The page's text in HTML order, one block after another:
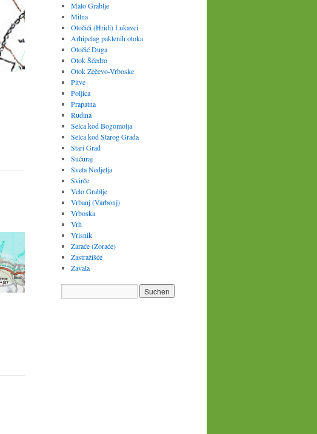
Malo Grablje
Milna
Otočići (Hridi) Lukavci
Arhipelag paklenih otoka
Otočić Duga
Otok Šćedro
Otok Zečevo-Vrboske
Pitve
Poljica
Prapatna
Rudina
Selca kod Bogomolja
Selca kod Starog Grada
Stari Grad
Sućuraj
Sveta Nedjelja
Svirče
Velo Grablje
Vrbanj (Varbonj)
Vrboska
Vrh
Vrisnik
Zaraće (Zoraće)
Zastražišće
Zavala